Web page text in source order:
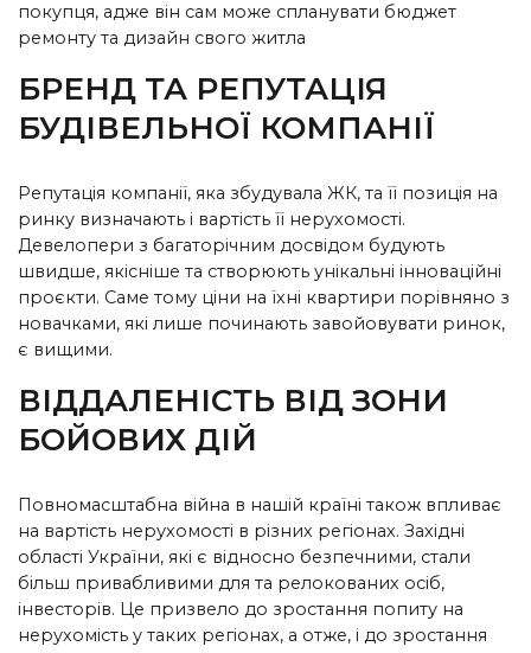
покупця, адже він сам може спланувати бюджет
ремонту та дизайн свого житла
БРЕНД ТА РЕПУТАЦІЯ
БУДІВЕЛЬНОЇ КОМПАНІЇ
Репутація компанії, яка збудувала ЖК, та її позиція на
ринку визначають і вартість її нерухомості.
Девелопери з багаторічним досвідом будують
швидше, якісніше та створюють унікальні інноваційні
проєкти. Саме тому ціни на їхні квартири порівняно з
новачками, які лише починають завойовувати ринок,
є вищими.
ВІДДАЛЕНІСТЬ ВІД ЗОНИ
БОЙОВИХ ДІЙ
Повномасштабна війна в нашій країні також впливає
на вартість нерухомості в різних регіонах. Західні
області України, які є відносно безпечними, стали
більш привабливими для та релокованих осіб,
інвесторів. Це призвело до зростання попиту на
нерухомість у таких регіонах, а отже, і до зростання